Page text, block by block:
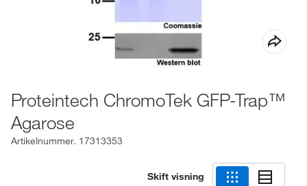
Proteintech ChromoTek GFP-Trap™
Agarose
Artikelnummer. 17313353
Skift visning